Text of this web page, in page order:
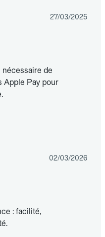
27/03/2025
nécessaire de
Apple Pay pour
02/03/2026
: facilité,